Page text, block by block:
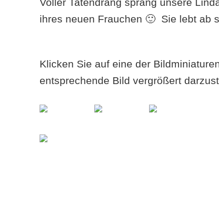
ihres neuen Frauchen 🙂 Sie lebt ab
Klicken Sie auf eine der
entsprechende Bild vergrößert